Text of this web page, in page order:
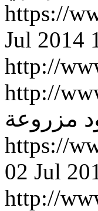
https://
Jul 2014
http://
http://
مزروعة
https://
02 Jul
http://